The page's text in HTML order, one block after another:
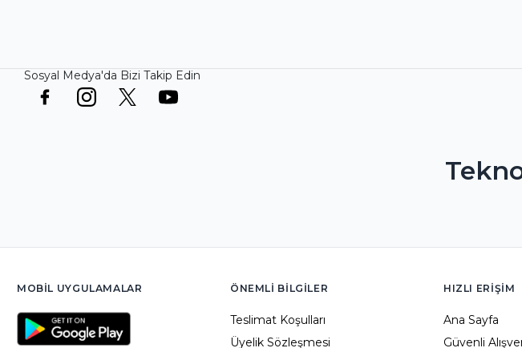
Sosyal Medya'da Bizi Takip Edin
MOBIL UYGULAMALAR ÖNEMLI BILGILER
Teslimat Koşulları
Üyelik Sözleşmesi
HIZLI ERIŞIM
Ana Sayfa
Güvenli